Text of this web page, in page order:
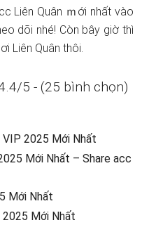
Liên Quân ｍới nhất vào
dõi nhé! Còn bây giờ thì
Liên Quân thôi.
5 - (25 bình chọn)
VIP 2025 Mới Nhất
Mới Nhất – Share acc
Mới Nhất
2025 Mới Nhất